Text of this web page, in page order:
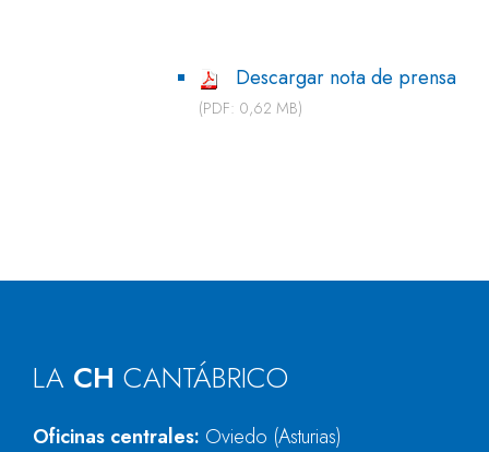
Descargar nota de prensa
(PDF: 0,62 MB)
LA CH CANTÁBRICO
Oficinas centrales: Oviedo (Asturias)